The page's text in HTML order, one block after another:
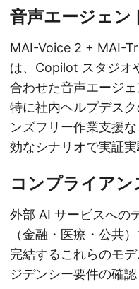
音声エージェン
MAI-Voice 2 + MAI-
は、Copilot スタジオ
合わせた音声エージ
特に社内ヘルプデス
ンズフリー作業支援
効なシナリオで実証実
コンプライア
外部 AI サービスへの
（金融・医療・公共
完結するこれらのモ
ジデンシー要件の確